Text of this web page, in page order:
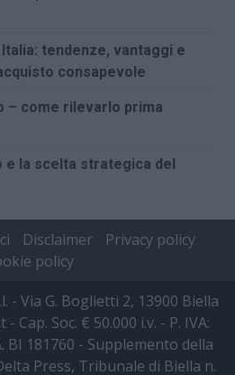
tendenze, vantaggi e
consapevole
– come rilevarlo prima
e la scelta strategica del
Disclaimer
Privacy policy
policy
- Via G. Boglietti 2, 13900 Biella
Cap. Soc. € 50.000 i.v. - P. IVA:
BI 181760 - Supplemento della
Press, Tribunale di Biella n.